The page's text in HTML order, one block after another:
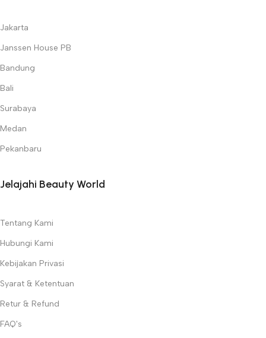
Jakarta
Janssen House PB
Bandung
Bali
Surabaya
Medan
Pekanbaru
Jelajahi Beauty World
Tentang Kami
Hubungi Kami
Kebijakan Privasi
Syarat & Ketentuan
Retur & Refund
FAQ's